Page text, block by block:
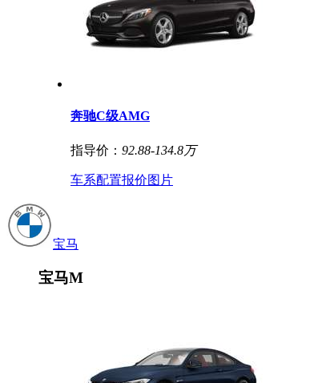
奔驰C级AMG
指导价： 92.88-134.8万
车系配置报价图片
宝马
宝马M